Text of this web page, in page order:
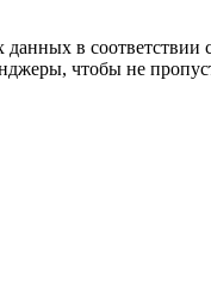
данных в соответствии
чтобы не